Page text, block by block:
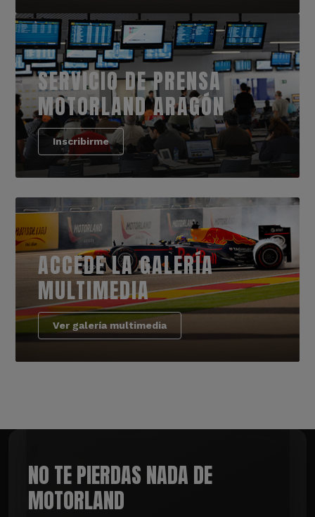
SERVICIO DE PRENSA
MOTORLAND ARAGÓN
Inscribirme
ACCEDE LA GALERÍA
MULTIMEDIA
Ver galería multimedia
NO TE PIERDAS NADA DE
MOTORLAND